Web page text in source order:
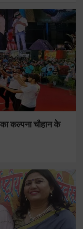
कल्पना चौहान के